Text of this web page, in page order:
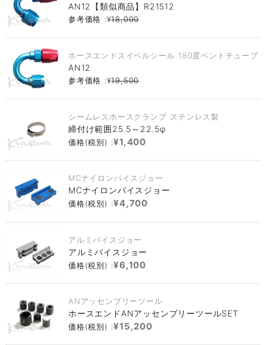
AN12【類似商品】R21512
参考価格 :¥18,000
ホースエンドスイベルシール 180度ベントチューブ
AN12
参考価格 :¥19,500
シームレスホースクランプ ステンレス製
締付け範囲25.5～22.5φ
価格(税別) :¥1,400
MCナイロンバイスジョー
MCナイロンバイスジョー
価格(税別) :¥4,700
アルミバイスジョー
アルミバイスジョー
価格(税別) :¥6,100
ANアッセンブリーツール
ホースエンドANアッセンブリーツールSET
価格(税別) :¥15,200